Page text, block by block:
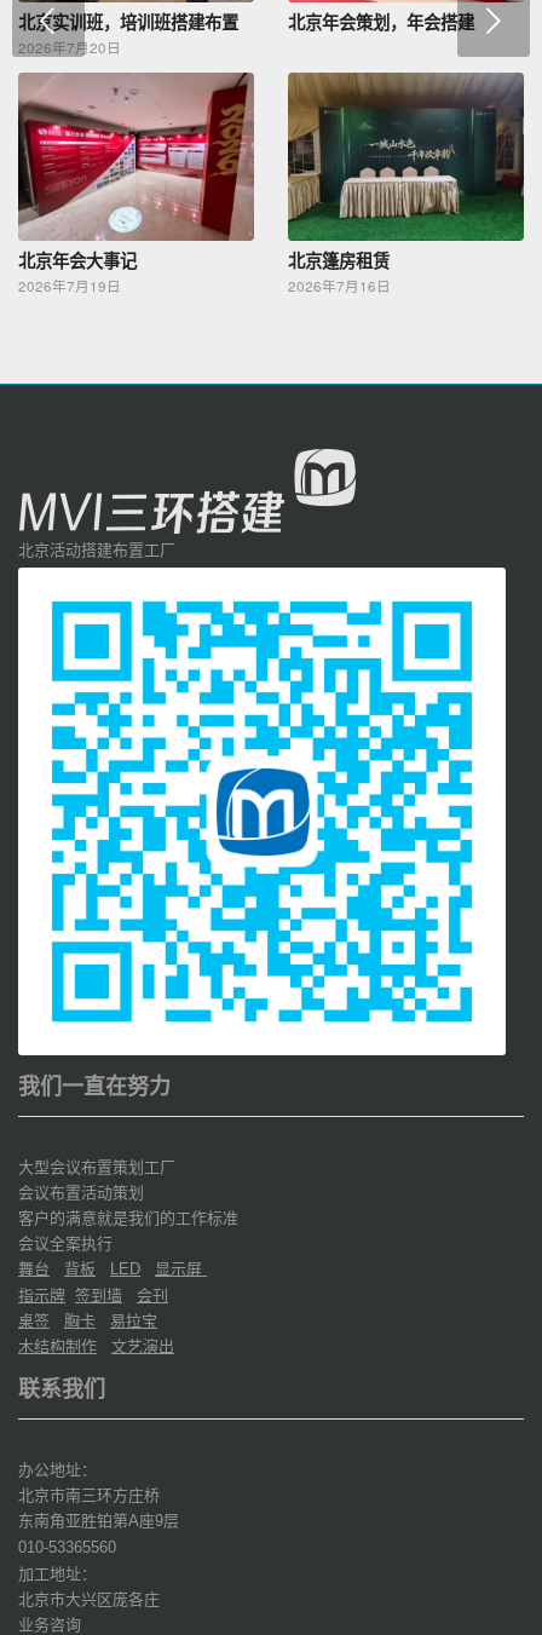
北京实训班，培训班搭建布置
2026年7月20日
北京年会策划，年会搭建
北京年会大事记
2026年7月19日
北京篷房租赁
2026年7月16日
下一页
北京活动搭建布置工厂
我们一直在努力
大型会议布置策划工厂
会议布置活动策划
客户的满意就是我们的工作标准
会议全案执行
舞台
背板 LED
显示屏
指示牌 签到墙
会刊
桌签
胸卡
易拉宝
木结构制作
文艺演出
联系我们
办公地址：
北京市南三环方庄桥
东南角亚胜铂第A座9层
010-53365560
加工地址：
北京市大兴区庞各庄
业务咨询